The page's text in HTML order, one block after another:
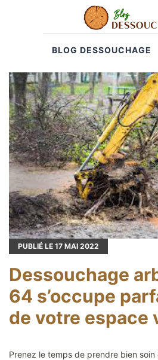
BLOG DESSOUCHAGE
PUBLIÉ LE 17 MAI 2022
Dessouchage
64 s’occupe
de votre espace
Prenez le temps de prendre bien soin